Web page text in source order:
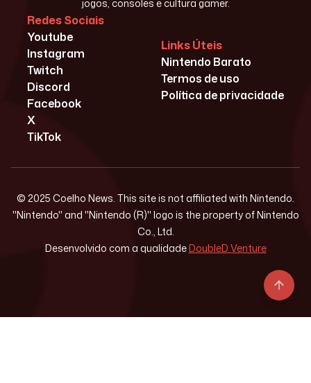
jogos, consoles e cultura gamer.
Redes Sociais
Youtube
Instagram
Twitch
Discord
Facebook
X
TikTok
Links Úteis
Nintendo Barato
Termos de uso
Política de privacidade
© 2025 Coelho News. This site is not affiliated with Nintendo.
"Nintendo" and "Nintendo (R)" logo is the property of Nintendo
Co., Ltd.
Desenvolvido com a qualidadeDoubleD Venture